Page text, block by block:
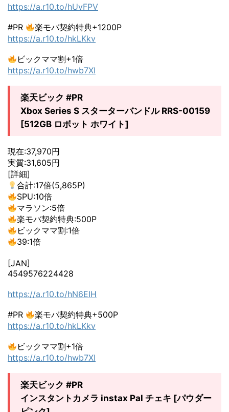
https://a.r10.to/hUvFPV
#PR
楽モバ契約特典+1200P
https://a.r10.to/hkLKkv
ビックママ割+1倍
https://a.r10.to/hwb7XI
楽天ビック #PR
Xbox Series S スターターバンドル RRS-00159
[512GB ロボット ホワイト]
現在:37,970円
実質:31,605円
[詳細]
合計:17倍(5,865P)
SPU:10倍
マラソン:5倍
楽モバ契約特典:500P
ビックママ割:1倍
39:1倍
[JAN]
4549576224428
https://a.r10.to/hN6EIH
#PR
楽モバ契約特典+500P
https://a.r10.to/hkLKkv
ビックママ割+1倍
https://a.r10.to/hwb7XI
楽天ビック #PR
インスタントカメラ instax Pal チェキ [パウダー